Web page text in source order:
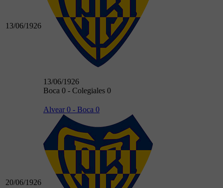
13/06/1926
13/06/1926
Boca 0 - Colegiales 0
20/06/1926
Alvear 0 - Boca 0